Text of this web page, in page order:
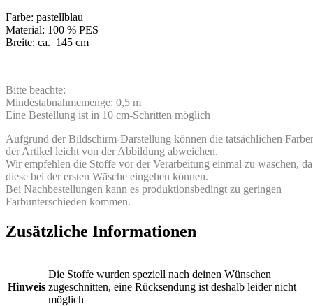
Farbe: pastellblau
Material: 100 % PES
Breite: ca. 145 cm
Bitte beachte:
Mindestabnahmemenge: 0,5 m
Eine Bestellung ist in 10 cm-Schritten möglich
Aufgrund der Bildschirm-Darstellung können die tatsächlichen
der Artikel leicht von der Abbildung abweichen.
Wir empfehlen die Stoffe vor der Verarbeitung einmal zu waschen, da
diese bei der ersten Wäsche eingehen können.
Bei Nachbestellungen kann es produktionsbedingt zu geringen
Farbunterschieden kommen.
Zusätzliche Informationen
Hinweis
Die Stoffe wurden speziell nach deinen Wünschen
zugeschnitten, eine Rücksendung ist deshalb leider nicht
möglich